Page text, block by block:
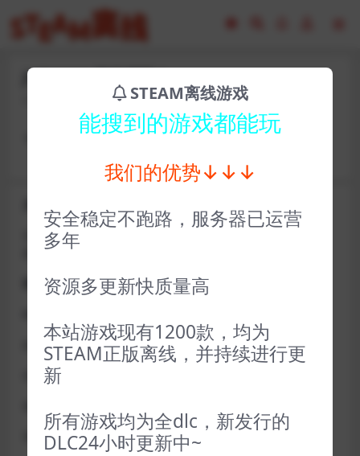
jhf31263-洞穴探险2
11
卡号： wi038025 密码：Sw137262
关于D加密类游戏通知
近期发现同行倒卖严重，大量会员D加密游戏无法激活问
题，现开通令牌
获取方式找企鹅群里的技术客服获取即可
如激活上限需等到隔天早上在线进一次游戏
或者使用网盘版也可解决D加密激活的问题，一样玩
请各位亲们理解
STEAM离线游戏
能搜到的游戏都能玩
我们的优势↓↓↓
安全稳定不跑路，服务器已运营
多年
资源多更新快质量高
本站游戏现有1200款，均为
STEAM正版离线，并持续进行更
新
所有游戏均为全dlc，新发行的
DLC24小时更新中~